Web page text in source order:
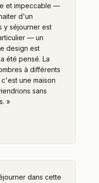
et impeccable —
d'un
y séjourner est
— un
design est
été pensé. La
à différents
une maison
sans
»
dans cette